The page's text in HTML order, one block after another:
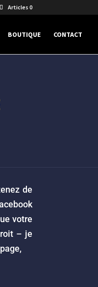
Articles 0
BOUTIQUE CONTACT
de
votre
– je